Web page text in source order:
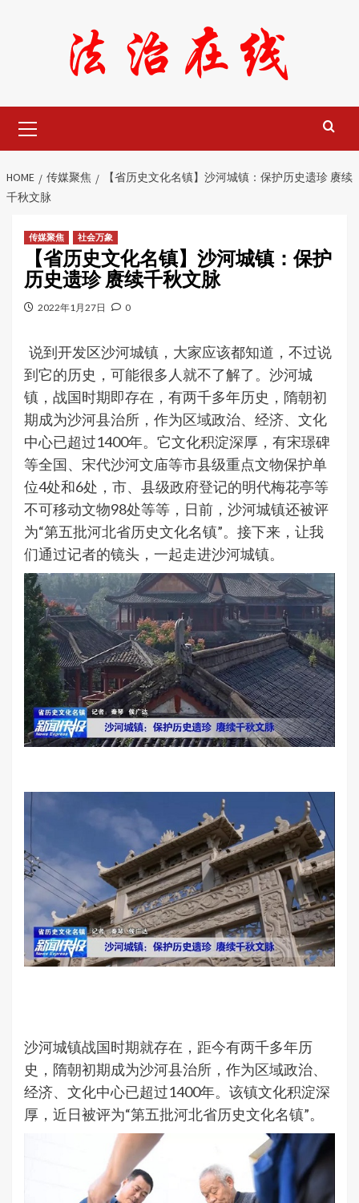
Menu
HOME 传媒聚焦
【省历史文化名镇】沙河城镇：保护历史遗珍 赓续
千秋文脉
传媒聚焦 社会万象
【省历史文化名镇】沙河城镇：保护
历史遗珍 赓续千秋文脉
2022年1月27日 0
说到开发区沙河城镇，大家应该都知道，不过说
到它的历史，可能很多人就不了解了。沙河城
镇，战国时期即存在，有两千多年历史，隋朝初
期成为沙河县治所，作为区域政治、经济、文化
中心已超过1400年。它文化积淀深厚，有宋璟碑
等全国、宋代沙河文庙等市县级重点文物保护单
位4处和6处，市、县级政府登记的明代梅花亭等
不可移动文物98处等等，日前，沙河城镇还被评
为“第五批河北省历史文化名镇”。接下来，让我
们通过记者的镜头，一起走进沙河城镇。
沙河城镇战国时期就存在，距今有两千多年历
史，隋朝初期成为沙河县治所，作为区域政治、
经济、文化中心已超过1400年。该镇文化积淀深
厚，近日被评为“第五批河北省历史文化名镇”。